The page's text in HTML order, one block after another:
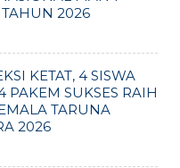
TAHUN 2026
KETAT, 4 SISWA
PAKEM SUKSES RAIH
TARUNA
2026